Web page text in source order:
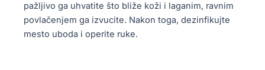
pažljivo ga uhvatite što bliže koži i laganim, ravnim
povlačenjem ga izvucite. Nakon toga, dezinfikujte
mesto uboda i operite ruke.